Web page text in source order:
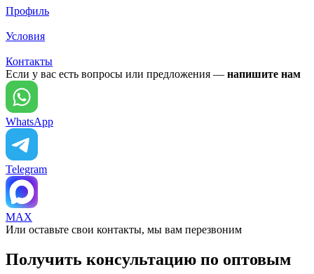
Профиль
Условия
Контакты
Если у вас есть вопросы или предложения — напишите нам
WhatsApp
Telegram
MAX
Или оставьте свои контакты, мы вам перезвоним
Получить консультацию по оптовым